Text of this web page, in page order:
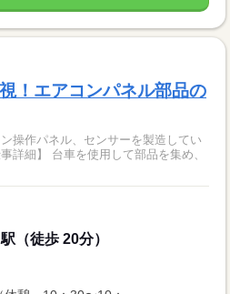
！エアコンパネル部品の
操作パネル、センサーを製造してい
（徒歩 20分）